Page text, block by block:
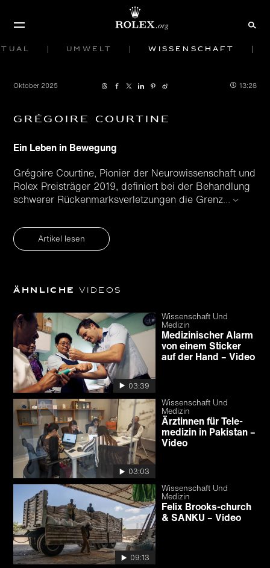
Umwelt Wissenschaft
Oktober 2025 13:28
Grégoire Courtine
Ein Leben in Bewegung
Grégoire Courtine, Pionier der Neuro­wissenschaft und
Rolex Preisträger 2019, definiert bei der Behandlung
schwerer Rückenmarks­verletzungen die Grenz...
Artikel lesen
Ähnliche Videos
03:39
Wissenschaft Und
Medizin
Medizinischer Alarm
von einem Sticker
auf der Hand – Video
03:03
Wissenschaft Und
Medizin
Ärztinnen für Tele­
medizin in Pakistan –
Video
09:13
Wissenschaft Und
Medizin
Felix Brooks-church
& SANKU – Video